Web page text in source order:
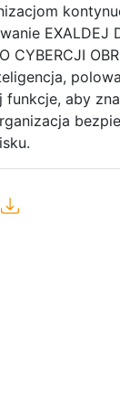
EXALDEJ
CYBERCJI
aby